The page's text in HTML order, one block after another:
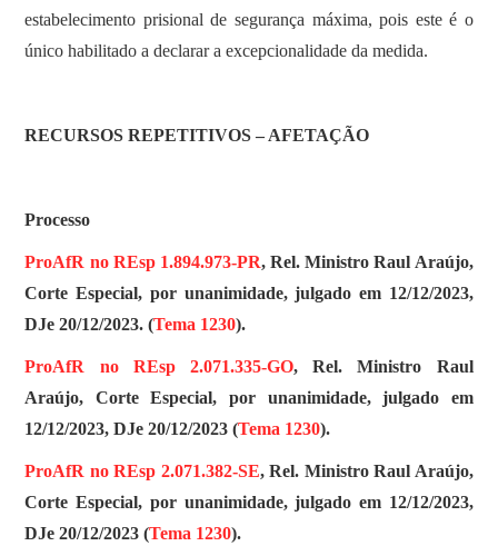
estabelecimento prisional de segurança máxima, pois este é o
único habilitado a declarar a excepcionalidade da medida.
RECURSOS REPETITIVOS – AFETAÇÃO
Processo
ProAfR no REsp 1.894.973-PR, Rel. Ministro Raul Araújo,
Corte Especial, por unanimidade, julgado em 12/12/2023,
DJe 20/12/2023. (Tema 1230).
ProAfR no REsp 2.071.335-GO, Rel. Ministro Raul
Araújo, Corte Especial, por unanimidade, julgado em
12/12/2023, DJe 20/12/2023 (Tema 1230).
ProAfR no REsp 2.071.382-SE, Rel. Ministro Raul Araújo,
Corte Especial, por unanimidade, julgado em 12/12/2023,
DJe 20/12/2023 (Tema 1230).